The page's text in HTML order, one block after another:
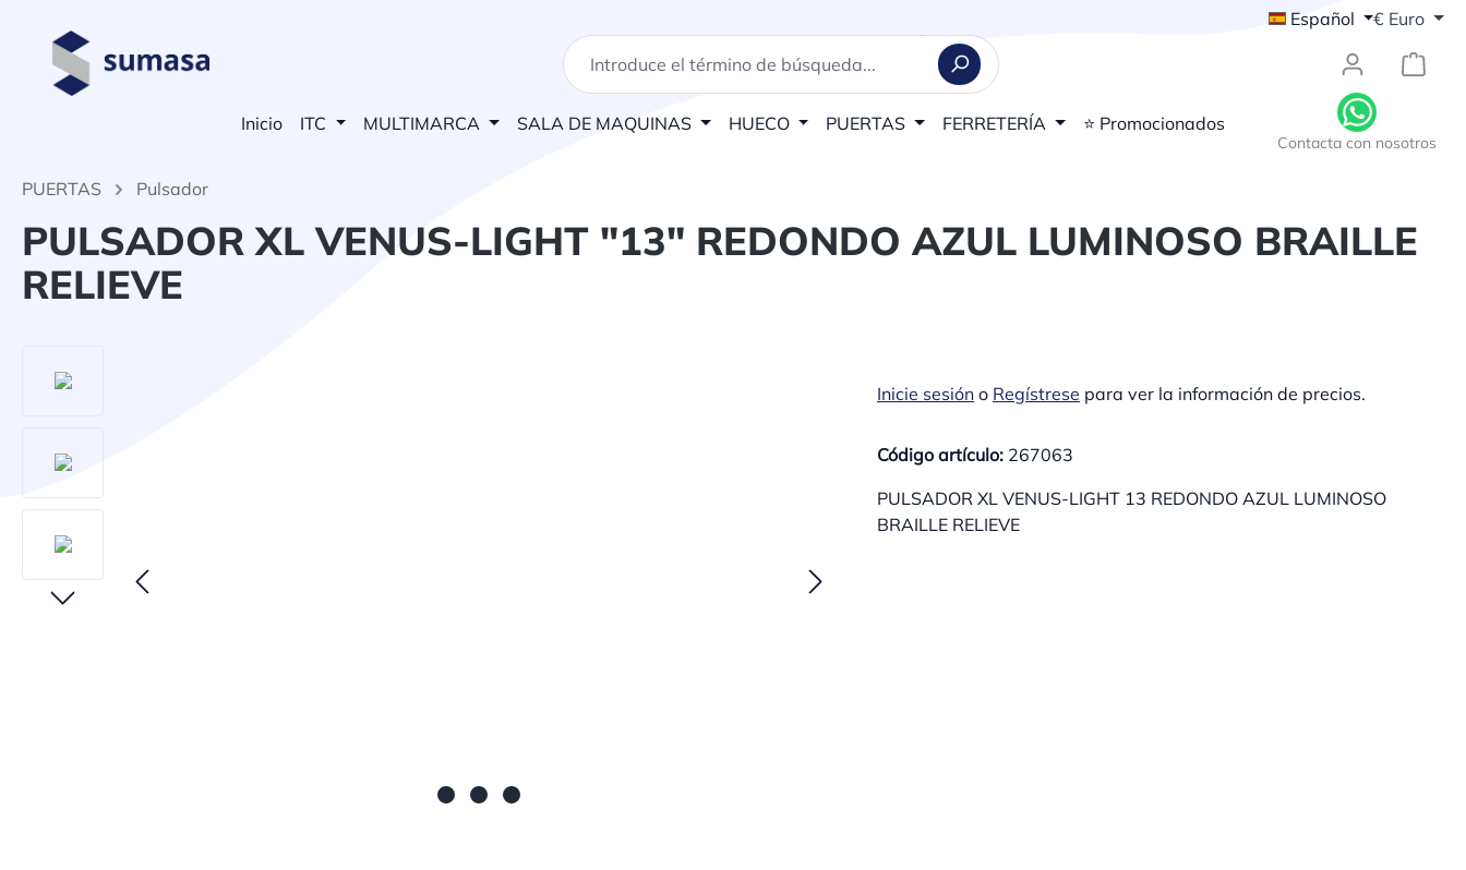
Español € Euro
Inicio ITC MULTIMARCA SALA DE MAQUINAS HUECO PUERTAS FERRETERÍA ⭐ Promocionados
PUERTAS Pulsador
PULSADOR XL VENUS-LIGHT "13" REDONDO AZUL LUMINOSO BRAILLE
RELIEVE
Inicie sesión o Regístrese para ver la información de precios.
Código artículo: 267063
PULSADOR XL VENUS-LIGHT 13 REDONDO AZUL LUMINOSO
BRAILLE RELIEVE
Contacta con nosotros